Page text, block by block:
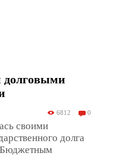
долговыми
6812 0
своими
долга
Бюджетным